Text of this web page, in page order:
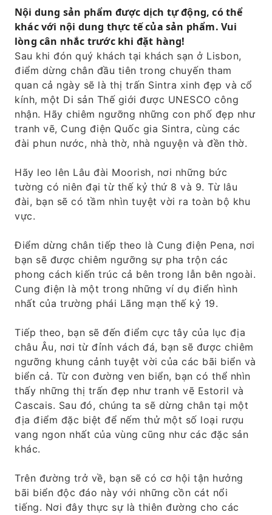
Nội dung sản phẩm được dịch tự động, có thể
khác với nội dung thực tế của sản phẩm. Vui
lòng cân nhắc trước khi đặt hàng!
Sau khi đón quý khách tại khách sạn ở Lisbon,
điểm dừng chân đầu tiên trong chuyến tham
quan cả ngày sẽ là thị trấn Sintra xinh đẹp và cổ
kính, một Di sản Thế giới được UNESCO công
nhận. Hãy chiêm ngưỡng những con phố đẹp như
tranh vẽ, Cung điện Quốc gia Sintra, cùng các
đài phun nước, nhà thờ, nhà nguyện và đền thờ.
Hãy leo lên Lâu đài Moorish, nơi những bức
tường có niên đại từ thế kỷ thứ 8 và 9. Từ lâu
đài, bạn sẽ có tầm nhìn tuyệt vời ra toàn bộ khu
vực.
Điểm dừng chân tiếp theo là Cung điện Pena, nơi
bạn sẽ được chiêm ngưỡng sự pha trộn các
phong cách kiến ​​trúc cả bên trong lẫn bên ngoài.
Cung điện là một trong những ví dụ điển hình
nhất của trường phái Lãng mạn thế kỷ 19.
Tiếp theo, bạn sẽ đến điểm cực tây của lục địa
châu Âu, nơi từ đỉnh vách đá, bạn sẽ được chiêm
ngưỡng khung cảnh tuyệt vời của các bãi biển và
biển cả. Từ con đường ven biển, bạn có thể nhìn
thấy những thị trấn đẹp như tranh vẽ Estoril và
Cascais. Sau đó, chúng ta sẽ dừng chân tại một
địa điểm đặc biệt để nếm thử một số loại rượu
vang ngon nhất của vùng cũng như các đặc sản
khác.
Trên đường trở về, bạn sẽ có cơ hội tận hưởng
bãi biển độc đáo này với những cồn cát nổi
tiếng. Nơi đây thực sự là thiên đường cho các